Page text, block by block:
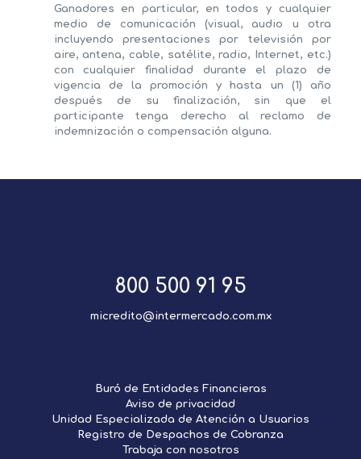
Ganadores en particular, en todos y cualquier
medio de comunicación (visual, audio u otra
incluyendo presentaciones por televisión por
aire, antena, cable, satélite, radio, Internet, etc.)
con cualquier finalidad durante el plazo de
vigencia de la promoción y hasta un (1) año
después de su finalización, sin que el
participante tenga derecho al reclamo de
indemnización o compensación alguna.
800 500 91 95
micredito@intermercado.com.mx
Buró de Entidades Financieras
Aviso de privacidad
Unidad Especializada de Atención a Usuarios
Registro de Despachos de Cobranza
Trabaja con nosotros